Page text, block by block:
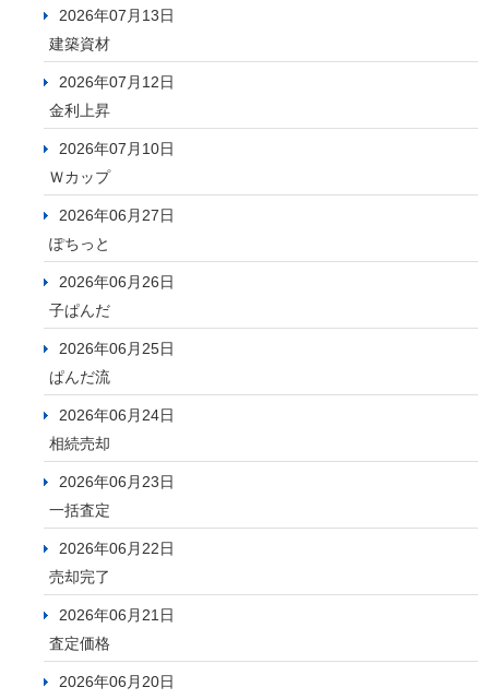
2026年07月13日
建築資材
2026年07月12日
金利上昇
2026年07月10日
Ｗカップ
2026年06月27日
ぽちっと
2026年06月26日
子ぱんだ
2026年06月25日
ぱんだ流
2026年06月24日
相続売却
2026年06月23日
一括査定
2026年06月22日
売却完了
2026年06月21日
査定価格
2026年06月20日